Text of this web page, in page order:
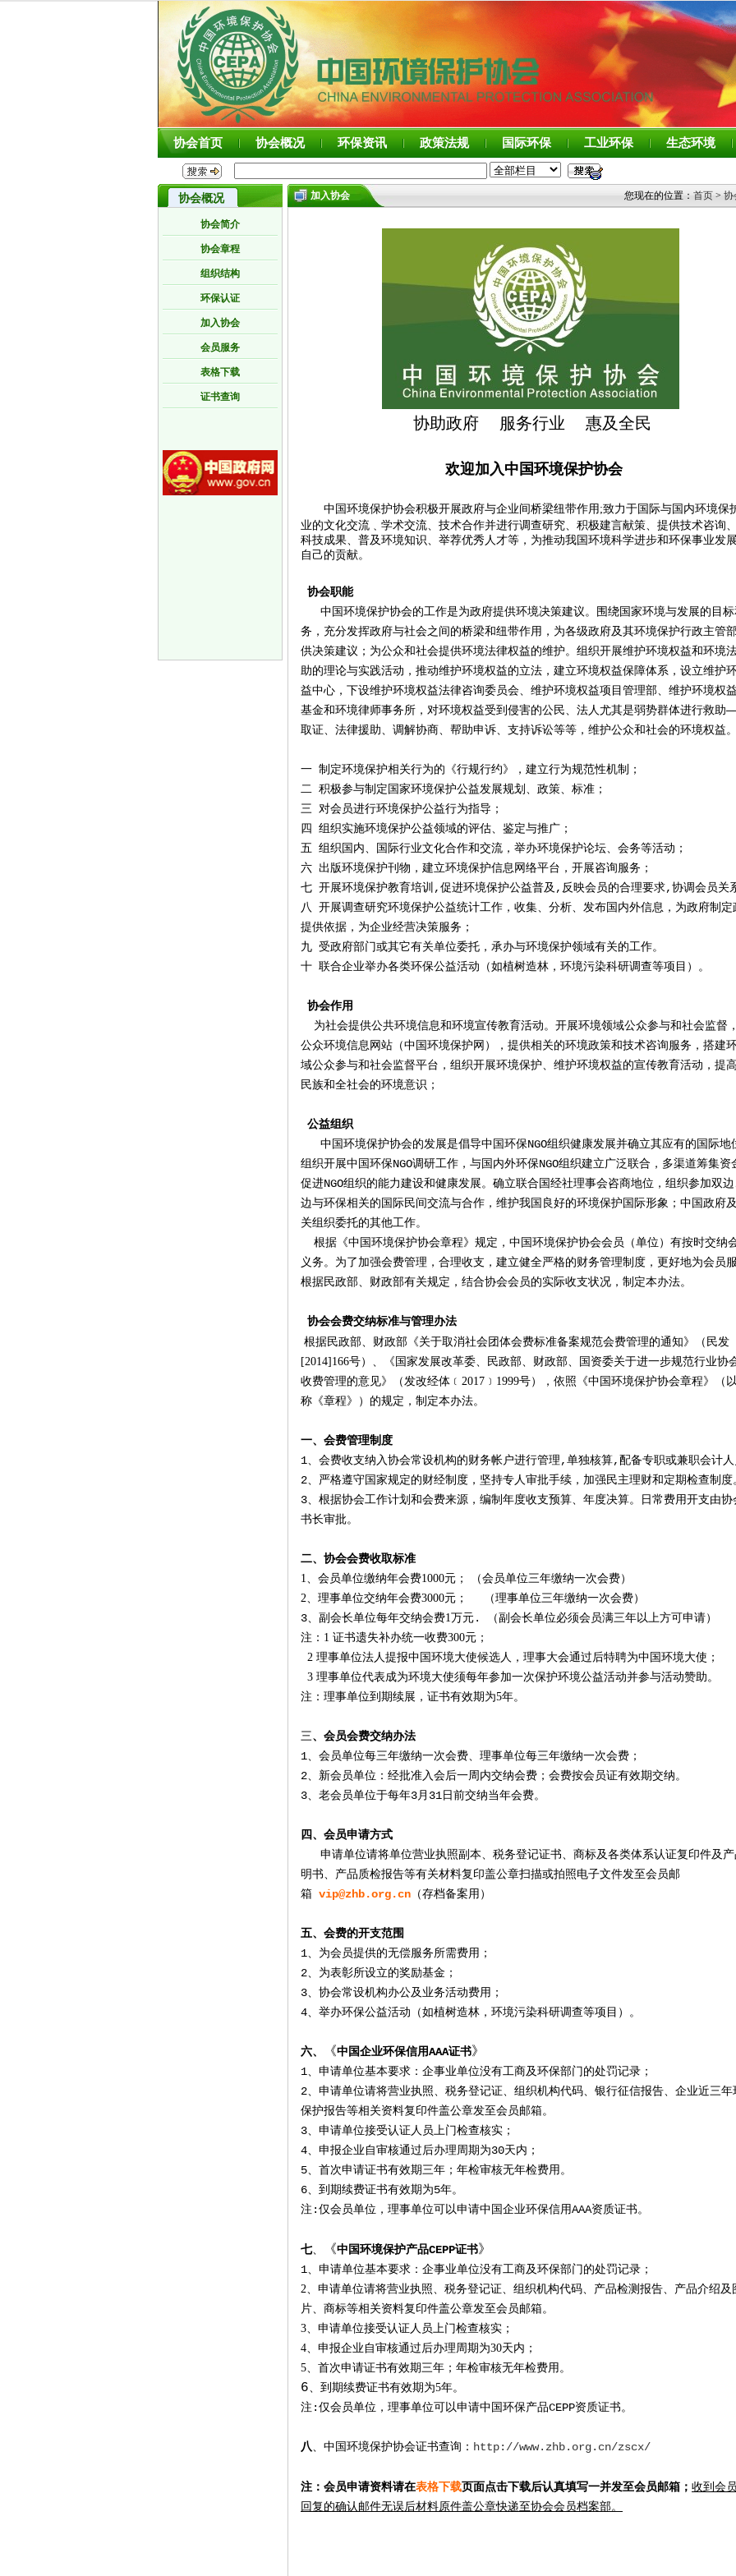
协会首页 协会概况 环保资讯 政策法规 国际环保 工业环保 生态环境
协会概况
协会简介
协会章程
组织结构
环保认证
加入协会
会员服务
表格下载
证书查询
加入协会 您现在的位置： 首页 > 协
协助政府 服务行业 惠及全民
欢迎加入中国环境保护协会
中国环境保护协会积极开展政府与企业间桥梁纽带作用;致力于国际与国内环境保
业的文化交流﹑学术交流、技术合作并进行调查研究、积极建言献策、提供技术咨询
科技成果、普及环境知识、举荐优秀人才等，为推动我国环境科学进步和环保事业发
自己的贡献。
协会职能
中国环境保护协会的工作是为政府提供环境决策建议。围绕国家环境与发展的目
务，充分发挥政府与社会之间的桥梁和纽带作用，为各级政府及其环境保护行政主管
供决策建议；为公众和社会提供环境法律权益的维护。组织开展维护环境权益和环境
助的理论与实践活动，推动维护环境权益的立法，建立环境权益保障体系，设立维护
益中心，下设维护环境权益法律咨询委员会、维护环境权益项目管理部、维护环境权
基金和环境律师事务所，对环境权益受到侵害的公民、法人尤其是弱势群体进行救助
取证、法律援助、调解协商、帮助申诉、支持诉讼等等，维护公众和社会的环境权益
一 制定环境保护相关行为的《行规行约》，建立行为规范性机制；
二 积极参与制定国家环境保护公益发展规划、政策、标准；
三 对会员进行环境保护公益行为指导；
四 组织实施环境保护公益领域的评估、鉴定与推广；
五 组织国内、国际行业文化合作和交流，举办环境保护论坛、会务等活动；
六 出版环境保护刊物，建立环境保护信息网络平台，开展咨询服务；
七 开展环境保护教育培训,促进环境保护公益普及,反映会员的合理要求,协调会员关
八 开展调查研究环境保护公益统计工作，收集、分析、发布国内外信息，为政府制定
提供依据，为企业经营决策服务；
九 受政府部门或其它有关单位委托，承办与环境保护领域有关的工作。
十 联合企业举办各类环保公益活动（如植树造林，环境污染科研调查等项目）。
协会作用
为社会提供公共环境信息和环境宣传教育活动。开展环境领域公众参与和社会监督
公众环境信息网站（中国环境保护网），提供相关的环境政策和技术咨询服务，搭建
域公众参与和社会监督平台，组织开展环境保护、维护环境权益的宣传教育活动，提
民族和全社会的环境意识；
公益组织
中国环境保护协会的发展是倡导中国环保NGO组织健康发展并确立其应有的国际地
组织开展中国环保NGO调研工作，与国内外环保NGO组织建立广泛联合，多渠道筹集资
促进NGO组织的能力建设和健康发展。确立联合国经社理事会咨商地位，组织参加双
边与环保相关的国际民间交流与合作，维护我国良好的环境保护国际形象；中国政府
关组织委托的其他工作。
根据《中国环境保护协会章程》规定，中国环境保护协会会员（单位）有按时交纳
义务。为了加强会费管理，合理收支，建立健全严格的财务管理制度，更好地为会员
根据民政部、财政部有关规定，结合协会会员的实际收支状况，制定本办法。
协会会费交纳标准与管理办法
根据民政部、财政部《关于取消社会团体会费标准备案规范会费管理的通知》（民发
[2014]166号）、《国家发展改革委、民政部、财政部、国资委关于进一步规范行业协
收费管理的意见》（发改经体﹝2017﹞1999号），依照《中国环境保护协会章程》（
称《章程》）的规定，制定本办法。
一、会费管理制度
1、会费收支纳入协会常设机构的财务帐户进行管理,单独核算,配备专职或兼职会计
2、严格遵守国家规定的财经制度，坚持专人审批手续，加强民主理财和定期检查制度
3、根据协会工作计划和会费来源，编制年度收支预算、年度决算。日常费用开支由协
书长审批。
二、协会会费收取标准
1、 会员单位缴纳年会费1000元 ； （会员单位三年缴纳一次会费）
2、 理事单位交纳年会费3000元； （理事单位三年缴纳一次会费）
3、副会长单位每年交纳会费1万元. （副会长单位必须会员满三年以上方可申请）
注：1 证书遗失补办统一收费300元；
2 理事单位法人提报中国环境大使候选人，理事大会通过后特聘为中国环境大使；
3 理事单位代表成为环境大使须每年参加一次保护环境公益活动并参与活动赞助。
注：理事单位到期续展，证书有效期为5年。
三、会员会费交纳办法
1、会员单位每三年缴纳一次会费、理事单位每三年缴纳一次会费；
2、新会员单位：经批准入会后一周内交纳会费；会费按会员证有效期交纳。
3、 老会员单位于每年3月31日前交纳当年会费。
四、会员申请方式
申请单位请将单位营业执照副本、税务登记证书、商标及各类体系认证复印件及
明书、产品质检报告等有关材料复印盖公章扫描或拍照电子文件发至会员邮
箱 vip@zhb.org.cn （存档备案用）
五、会费的开支范围
1、为会员提供的无偿服务所需费用；
2、为表彰所设立的奖励基金；
3、协会常设机构办公及业务活动费用；
4、举办环保公益活动（如植树造林，环境污染科研调查等项目）。
六、 《中国企业环保信用AAA证书》
1、 申请单位基本要求：企事业单位没有工商及环保部门的处罚记录；
2、申请单位请将营业执照、税务登记证、组织机构代码、银行征信报告、 企业近三年
保护报告等相关资料复印件盖公章发至会员邮箱。
3、 申请单位接受认证人员上门检查核实；
4、申报企业自审核通过后办理周期为30天内；
5、 首次申请证书有效期三年；年检审核无年检费用。
6、到期续费证书有效期为5年。
注:仅会员单位，理事单位可以申请中国企业环保信用AAA资质证书。
七、 《中国环境保护产品CEPP证书》
1、 申请单位基本要求：企事业单位没有工商及环保部门的处罚记录；
2、申请单位请将营业执照、税务登记证、组织机构代码、产品检测报告、产品介绍及
片、商标等相关资料复印件盖公章发至会员邮箱。
3、 申请单位接受认证人员上门检查核实；
4、申报企业自审核通过后办理周期为30天内；
5、 首次申请证书有效期三年；年检审核无年检费用。
6、 到期续费证书有效期为5年。
注:仅会员单位，理事单位可以申请中国环保产品CEPP资质证书。
八、中国环境保护协会证书查询： http://www.zhb.org.cn/zscx/
注：会员申请资料请在表格下载页面点击下载后认真填写一并发至会员邮箱； 收到会
回复的确认邮件无误后材料原件盖公章快递至协会会员档案部。